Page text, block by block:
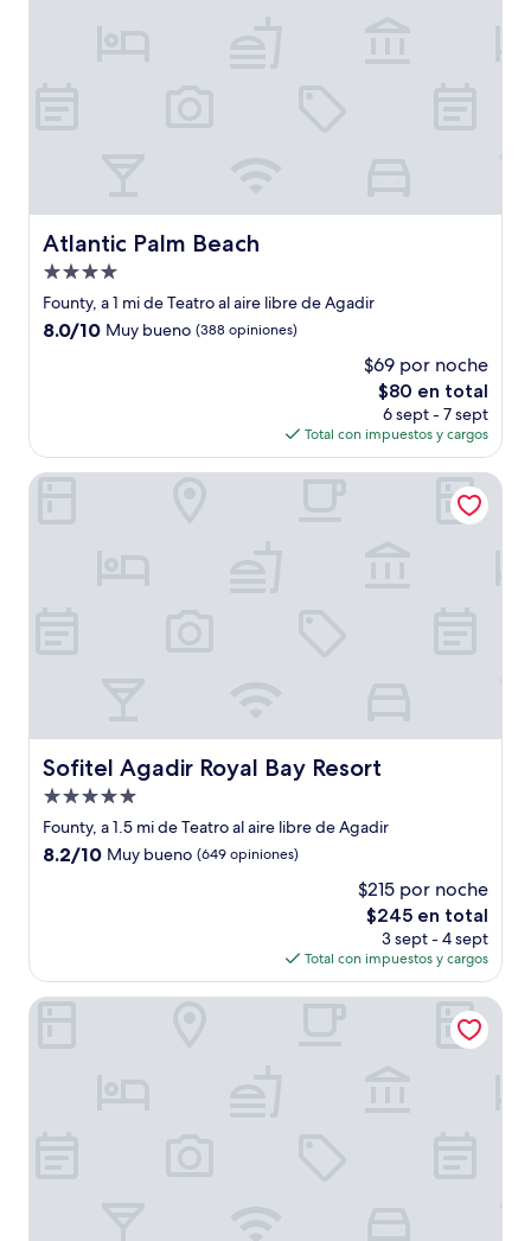
Atlantic Palm Beach
Atlantic Palm Beach
Propiedad
de
4.0
Founty, a 1 mi de Teatro al aire libre de Agadir
8.0
opiniones)
8.0/10 Muy bueno (388 opiniones)
$69 por noche
El
precio
actual
es
de
$80 en total
6 sept - 7 sept
Total con impuestos y cargos
Sofitel Agadir Royal Bay Resort
Sofitel Agadir Royal Bay Resort
Propiedad
de
5.0
Founty, a 1.5 mi de Teatro al aire libre de Agadir
8.2
opiniones)
8.2/10 Muy bueno (649 opiniones)
$215 por noche
El
precio
actual
es
de
$245 en total
3 sept - 4 sept
Total con impuestos y cargos
Sofitel Agadir Royal Bay Resort
Golden Beach Appart'hotel